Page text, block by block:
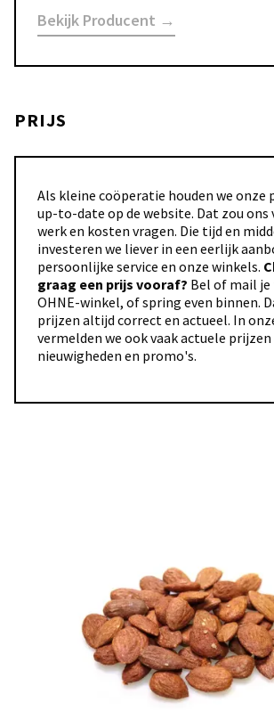
Bekijk Producent →
PRIJS
Als kleine coöperatie houden we onze
up-to-date op de website. Dat zou ons
werk en kosten vragen. Die tijd en
investeren we liever in een eerlijk
persoonlijke service en onze winkels.
graag een prijs vooraf? Bel of mail
OHNE-winkel, of spring even binnen.
prijzen altijd correct en actueel. In
vermelden we ook vaak actuele
nieuwigheden en promo's.